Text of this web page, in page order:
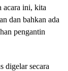
acara ini, kita
dan bahkan ada
pengantin
digelar secara